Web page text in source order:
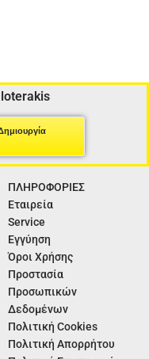
ΠΛΗΡΟΦΟΡΙΕΣ
Εταιρεία
Service
Εγγύηση
Όροι Χρήσης
Προστασία
Προσωπικών
Δεδομένων
Πολιτική Cookies
Πολιτική Απορρήτου